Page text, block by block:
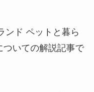
ンド ペットと暮ら
いての解説記事で